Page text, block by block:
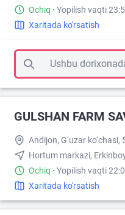
Ochiq · Yopilish vaqti
Xaritada ko'rsatish
Ushbu
GULSHAN FARM
Andijon, G‘uzar ko‘chasi,
Hortum markazi,
Ochiq · Yopilish vaqti
Xaritada ko'rsatish